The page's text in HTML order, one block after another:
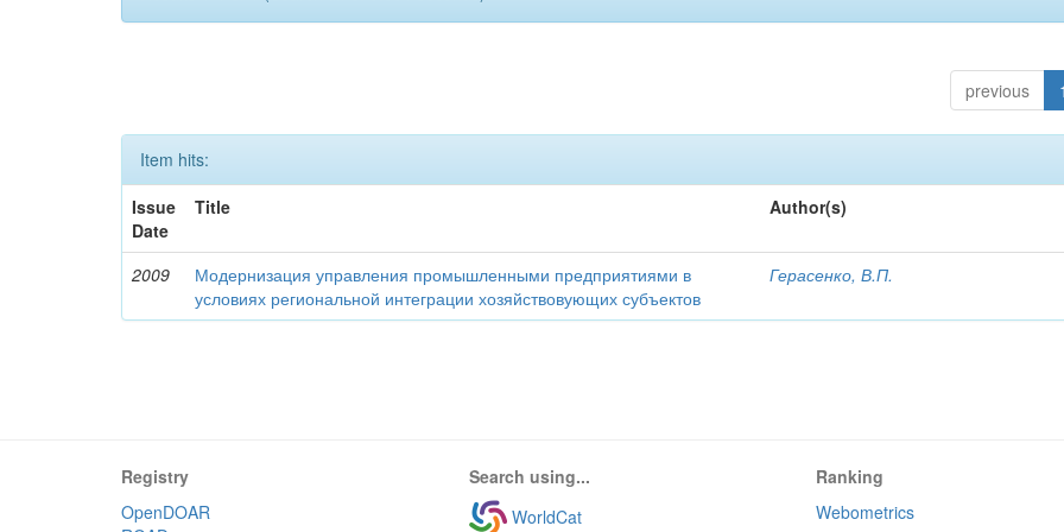
previous 1
Item hits:
Issue
Date
Title Author(s)
2009
Модернизация управления промышленными предприятиями в
условиях региональной интеграции хозяйствовующих субъектов
Герасенко, В.П.
Registry
OpenDOAR
Search using...
WorldCat
Ranking
Webometrics